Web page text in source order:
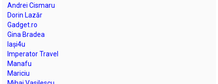
Andrei Cismaru
Dorin Lazăr
Gadget.ro
Gina Bradea
Iași4u
Imperator Travel
Manafu
Mariciu